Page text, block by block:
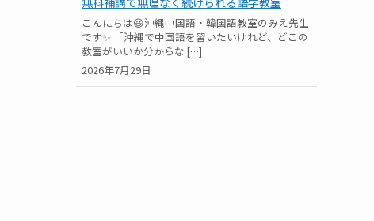
2026年7月29日
こんにちは😃沖縄中国語・韓国語教室のみえ先生
です✨ 「沖縄で中国語を習いたいけれど、どこの
教室がいいか分からな […]